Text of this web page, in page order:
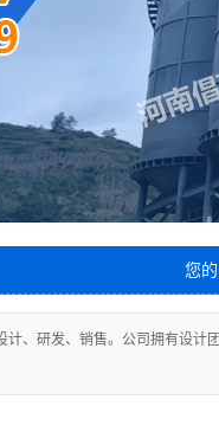
控制器
器
塔
卷扬机
您
、研发、销售。公司拥有设计